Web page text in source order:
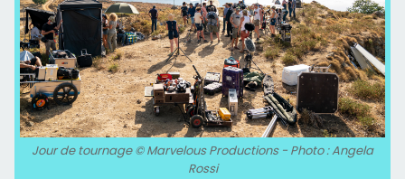
Jour de tournage © Marvelous Productions - Photo : Angela
Rossi